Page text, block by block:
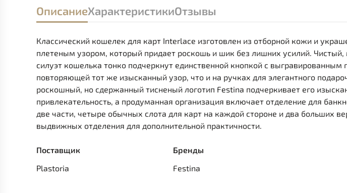
ОписаниеХарактеристикиОтзывы
Классический кошелек для карт Interlace изготовлен из отборной кожи и
плетеным узором, который придает роскошь и шик без лишних усилий.
силуэт кошелька тонко подчеркнут единственной кнопкой с выгравированным
повторяющей тот же изысканный узор, что и на ручках для элегантного
роскошный, но сдержанный тисненый логотип Festina подчеркивает его
привлекательность, а продуманная организация включает отделение для
две части, четыре обычных слота для карт на каждой стороне и два больших
выдвижных отделения для дополнительной практичности.
Поставщик
Plastoria
Бренды
Festina